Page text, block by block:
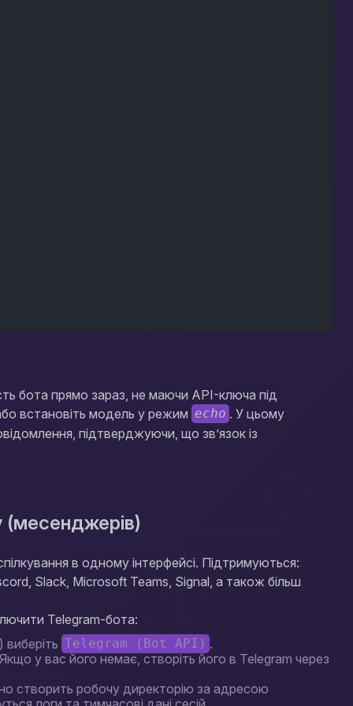
бота прямо зараз, не маючи API-ключа під
встановіть модель у режим echo . У цьому
підтверджуючи, що зв’язок із
(месенджерів)
в одному інтерфейсі. Підтримуються:
Slack, Microsoft Teams, Signal, а також більш
Telegram-бота:
) виберіть Telegram (Bot API) .
у вас його немає, створіть його в Telegram через
створить робочу директорію за адресою